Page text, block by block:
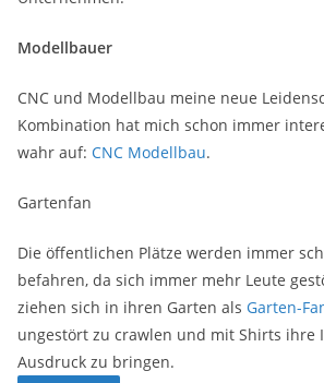
Modellbauer
CNC und Modellbau meine neue
Kombination hat mich schon immer
wahr auf: CNC Modellbau.
Gartenfan
Die öffentlichen Plätze werden immer
befahren, da sich immer mehr Leute
ziehen sich in ihren Garten als Garten-
ungestört zu crawlen und mit Shirts ihre
Ausdruck zu bringen.